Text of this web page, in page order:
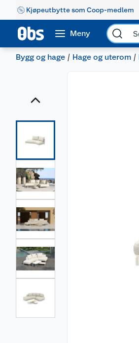
Kjøpeutbytte som Coop-medlem
Meny
Bygg og hage Hage og uterom